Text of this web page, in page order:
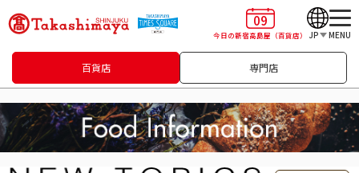
09
今日の新宿高島屋 （百貨店） JP MENU
百貨店 専門店